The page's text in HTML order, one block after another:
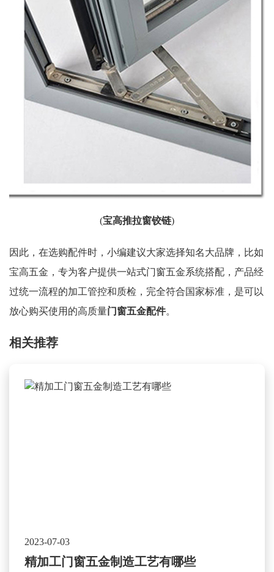
(宝高推拉窗铰链)
因此，在选购配件时，小编建议大家选择知名大品牌，比如
宝高五金，专为客户提供一站式门窗五金系统搭配，产品经
过统一流程的加工管控和质检，完全符合国家标准，是可以
放心购买使用的高质量门窗五金配件。
相关推荐
2023-07-03
精加工门窗五金制造工艺有哪些